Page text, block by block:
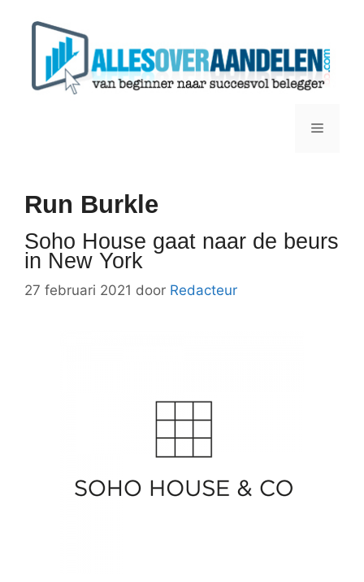
Menu
Run Burkle
Soho House gaat naar de beurs
in New York
27 februari 2021 door Redacteur